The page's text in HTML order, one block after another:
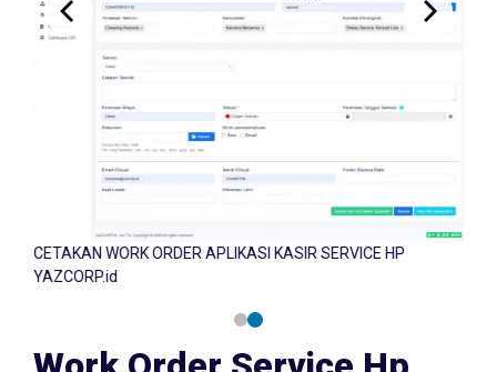
CETAKAN WORK ORDER APLIKASI KASIR SERVICE HP
YAZCORP.id
Work Order Service Hp